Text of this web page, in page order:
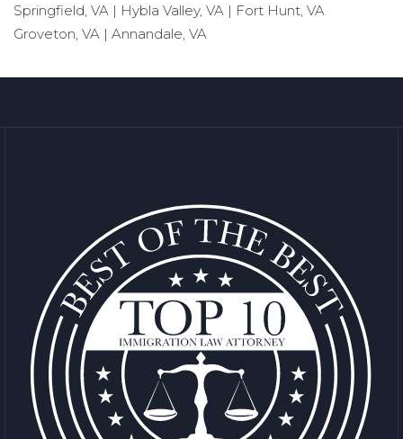
Springfield, VA | Hybla Valley, VA | Fort Hunt, VA
Groveton, VA | Annandale, VA